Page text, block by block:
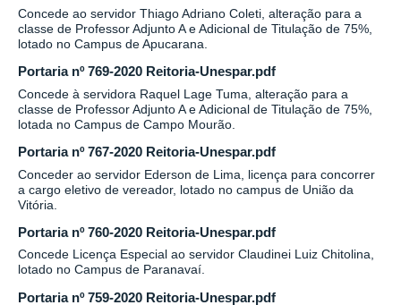
Concede ao servidor Thiago Adriano Coleti, alteração para a
classe de Professor Adjunto A e Adicional de Titulação de 75%,
lotado no Campus de Apucarana.
Portaria nº 769-2020 Reitoria-Unespar.pdf
Concede à servidora Raquel Lage Tuma, alteração para a
classe de Professor Adjunto A e Adicional de Titulação de 75%,
lotada no Campus de Campo Mourão.
Portaria nº 767-2020 Reitoria-Unespar.pdf
Conceder ao servidor Ederson de Lima, licença para concorrer
a cargo eletivo de vereador, lotado no campus de União da
Vitória.
Portaria nº 760-2020 Reitoria-Unespar.pdf
Concede Licença Especial ao servidor Claudinei Luiz Chitolina,
lotado no Campus de Paranavaí.
Portaria nº 759-2020 Reitoria-Unespar.pdf